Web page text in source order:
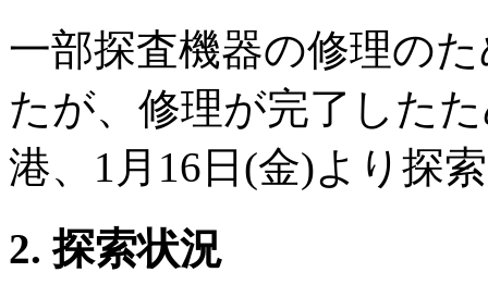
一部探査機器の修理の
たが、修理が完了した
港、1月16日(金)より探
2. 探索状況